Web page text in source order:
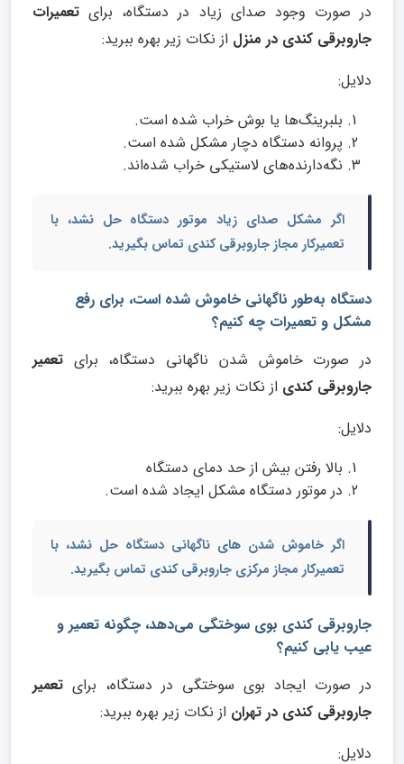
در صورت وجود صدای زیاد در دستگاه، برای تعمیرات
جاروبرقی کندی در منزل از نکات زیر بهره ببرید:
دلایل:
بلبرینگ‌ها یا بوش خراب شده است.
پروانه دستگاه دچار مشکل شده است.
نگه‌دارنده‌های لاستیکی خراب شده‌اند.
اگر مشکل صدای زیاد موتور دستگاه حل نشد، با
تعمیرکار مجاز جاروبرقی کندی تماس بگیرید.
دستگاه به‌طور ناگهانی خاموش شده است، برای رفع
مشکل و تعمیرات چه کنیم؟
در صورت خاموش شدن ناگهانی دستگاه، برای تعمیر
جاروبرقی کندی از نکات زیر بهره ببرید:
دلایل:
بالا رفتن بیش از حد دمای دستگاه
در موتور دستگاه مشکل ایجاد شده است.
اگر خاموش شدن های ناگهانی دستگاه حل نشد، با
تعمیرکار مجاز مرکزی جاروبرقی کندی تماس بگیرید.
جاروبرقی کندی بوی سوختگی می‌دهد، چگونه تعمیر و
عیب یابی کنیم؟
در صورت ایجاد بوی سوختگی در دستگاه، برای تعمیر
جاروبرقی کندی در تهران از نکات زیر بهره ببرید:
دلایل: